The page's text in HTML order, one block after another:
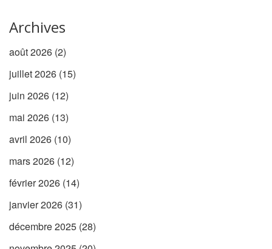
Archives
août 2026 (2)
juillet 2026 (15)
juin 2026 (12)
mai 2026 (13)
avril 2026 (10)
mars 2026 (12)
février 2026 (14)
janvier 2026 (31)
décembre 2025 (28)